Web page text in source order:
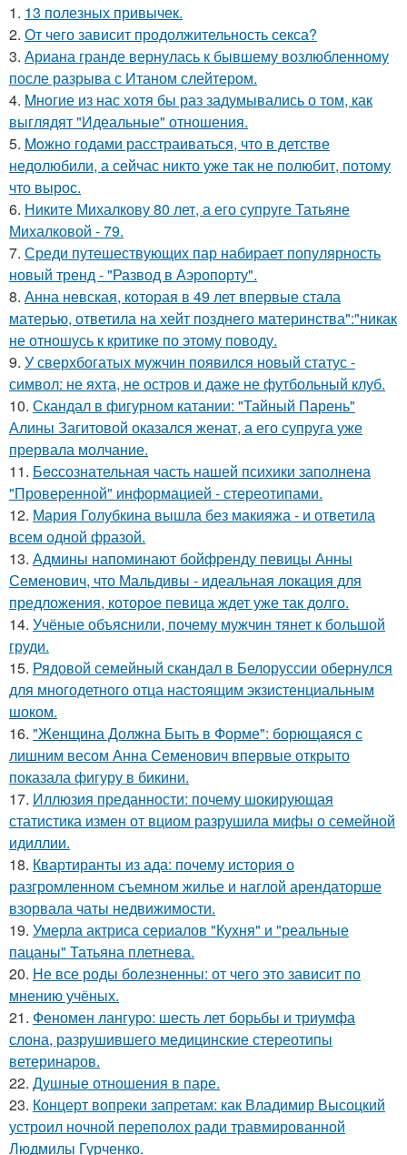
1. 13 полезных привычек.
2. От чего зависит продолжительность секса?
3. Ариана гранде вернулась к бывшему возлюбленному
после разрыва с Итаном слейтером.
4. Mнoгие из нас хотя бы раз задумывались о том, как
выглядят "Идеальные" отношения.
5. Moжнo годами расстраиваться, что в детстве
недолюбили, а сейчас никто уже так не полюбит, потому
что вырос.
6. Никите Михалкову 80 лет, а его супруге Татьяне
Михалковой - 79.
7. Среди путешествующих пар набирает популярность
новый тренд - "Развод в Аэропорту".
8. Анна невская, которая в 49 лет впервые стала
матерью, ответила на хейт позднего материнства":"никак
не отношусь к критике по этому поводу.
9. У сверхбогатых мужчин появился новый статус -
символ: не яхта, не остров и даже не футбольный клуб.
10. Скандал в фигурном катании: "Тайный Парень"
Алины Загитовой оказался женат, а его супруга уже
прервала молчание.
11. Бecсознательная часть нашей психики заполнена
"Проверенной" информацией - стереотипами.
12. Мария Голубкина вышла без макияжа - и ответила
всем одной фразой.
13. Админы напоминают бойфренду певицы Анны
Семенович, что Мальдивы - идеальная локация для
предложения, которое певица ждет уже так долго.
14. Учёные объяснили, почему мужчин тянет к большой
груди.
15. Рядовой семейный скандал в Белоруссии обернулся
для многодетного отца настоящим экзистенциальным
шоком.
16. "Женщина Должна Быть в Форме": борющаяся с
лишним весом Анна Семенович впервые открыто
показала фигуру в бикини.
17. Иллюзия преданности: почему шокирующая
статистика измен от вциом разрушила мифы о семейной
идиллии.
18. Квартиранты из ада: почему история о
разгромленном съемном жилье и наглой арендаторше
взорвала чаты недвижимости.
19. Умерла актриса сериалов "Кухня" и "реальные
пацаны" Татьяна плетнева.
20. Не все роды болезненны: от чего это зависит по
мнению учёных.
21. Феномен лангуро: шесть лет борьбы и триумфа
слона, разрушившего медицинские стереотипы
ветеринаров.
22. Душные отношения в паре.
23. Концерт вопреки запретам: как Владимир Высоцкий
устроил ночной переполох ради травмированной
Людмилы Гурченко.